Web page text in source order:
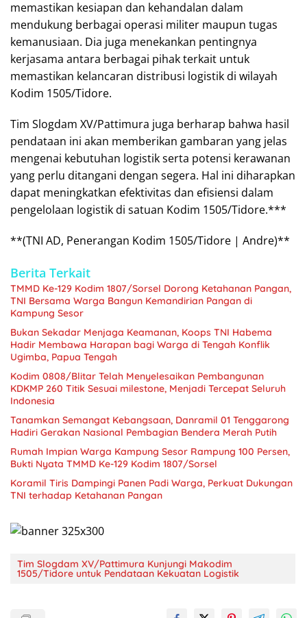
memastikan kesiapan dan kehandalan dalam
mendukung berbagai operasi militer maupun tugas
kemanusiaan. Dia juga menekankan pentingnya
kerjasama antara berbagai pihak terkait untuk
memastikan kelancaran distribusi logistik di wilayah
Kodim 1505/Tidore.
Tim Slogdam XV/Pattimura juga berharap bahwa hasil
pendataan ini akan memberikan gambaran yang jelas
mengenai kebutuhan logistik serta potensi kerawanan
yang perlu ditangani dengan segera. Hal ini diharapkan
dapat meningkatkan efektivitas dan efisiensi dalam
pengelolaan logistik di satuan Kodim 1505/Tidore.***
**(TNI AD, Penerangan Kodim 1505/Tidore | Andre)**
Berita Terkait
TMMD Ke-129 Kodim 1807/Sorsel Dorong Ketahanan Pangan,
TNI Bersama Warga Bangun Kemandirian Pangan di
Kampung Sesor
Bukan Sekadar Menjaga Keamanan, Koops TNI Habema
Hadir Membawa Harapan bagi Warga di Tengah Konflik
Ugimba, Papua Tengah
Kodim 0808/Blitar Telah Menyelesaikan Pembangunan
KDKMP 260 Titik Sesuai milestone, Menjadi Tercepat Seluruh
Indonesia
Tanamkan Semangat Kebangsaan, Danramil 01 Tenggarong
Hadiri Gerakan Nasional Pembagian Bendera Merah Putih
Rumah Impian Warga Kampung Sesor Rampung 100 Persen,
Bukti Nyata TMMD Ke-129 Kodim 1807/Sorsel
Koramil Tiris Dampingi Panen Padi Warga, Perkuat Dukungan
TNI terhadap Ketahanan Pangan
Tim Slogdam XV/Pattimura Kunjungi Makodim
1505/Tidore untuk Pendataan Kekuatan Logistik